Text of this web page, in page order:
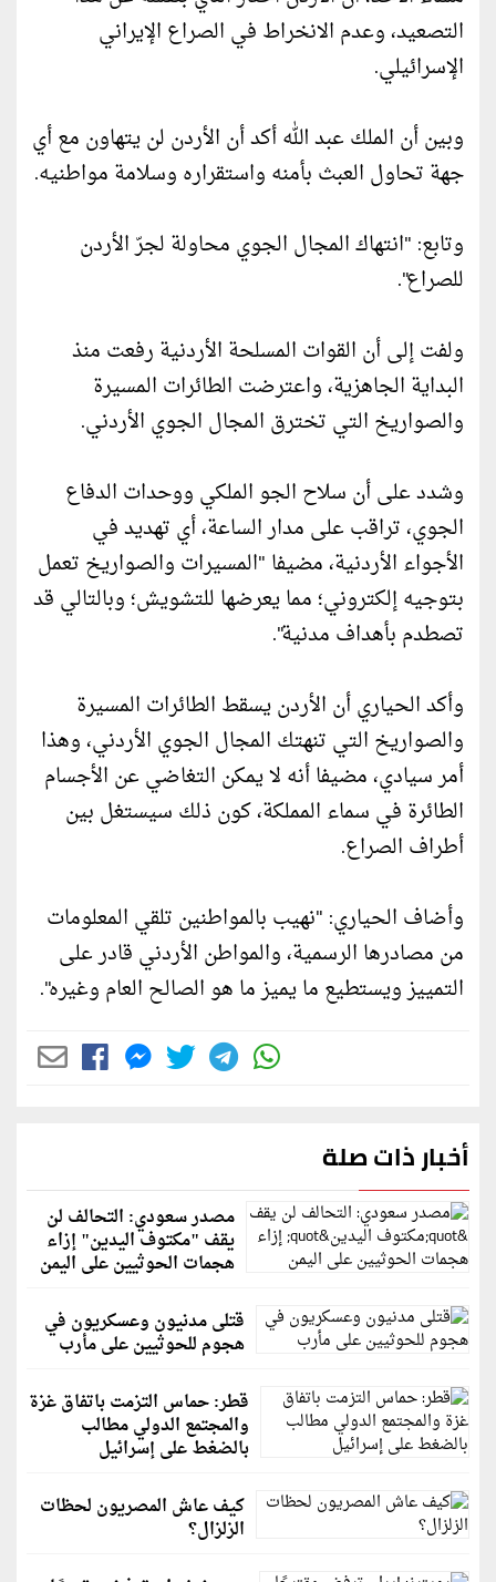
التصعيد، وعدم الانخراط في الصراع الإيراني
الإسرائيلي.
وبين أن الملك عبد الله أكد أن الأردن لن يتهاون مع أي
جهة تحاول العبث بأمنه واستقراره وسلامة مواطنيه.
وتابع: "انتهاك المجال الجوي محاولة لجرّ الأردن
للصراع".
ولفت إلى أن القوات المسلحة الأردنية رفعت منذ
البداية الجاهزية، واعترضت الطائرات المسيرة
والصواريخ التي تخترق المجال الجوي الأردني.
وشدد على أن سلاح الجو الملكي ووحدات الدفاع
الجوي، تراقب على مدار الساعة، أي تهديد في
الأجواء الأردنية، مضيفا "المسيرات والصواريخ تعمل
بتوجيه إلكتروني؛ مما يعرضها للتشويش؛ وبالتالي قد
تصطدم بأهداف مدنية".
وأكد الحياري أن الأردن يسقط الطائرات المسيرة
والصواريخ التي تنهتك المجال الجوي الأردني، وهذا
أمر سيادي، مضيفا أنه لا يمكن التغاضي عن الأجسام
الطائرة في سماء المملكة، كون ذلك سيستغل بين
أطراف الصراع.
وأضاف الحياري: "نهيب بالمواطنين تلقي المعلومات
من مصادرها الرسمية، والمواطن الأردني قادر على
التمييز ويستطيع ما يميز ما هو الصالح العام وغيره".
أخبار ذات صلة
مصدر سعودي: التحالف لن
يقف "مكتوف اليدين" إزاء
هجمات الحوثيين على اليمن
قتلى مدنيون وعسكريون في
هجوم للحوثيين على مأرب
قطر: حماس التزمت باتفاق غزة
والمجتمع الدولي مطالب
بالضغط على إسرائيل
كيف عاش المصريون لحظات
الزلزال؟